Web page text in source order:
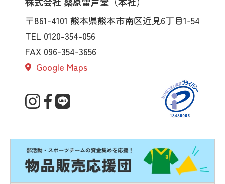
〒861-4101 熊本県熊本市南区近見6丁目1-54
TEL 0120-354-056
FAX 096-354-3656
Google Maps